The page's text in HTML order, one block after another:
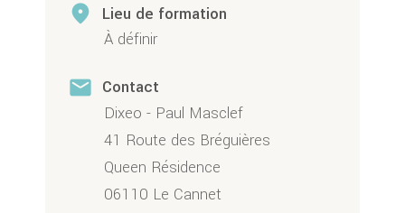
place Lieu de formation
À définir
mail Contact
Dixeo - Paul Masclef
41 Route des Bréguières
Queen Résidence
06110 Le Cannet